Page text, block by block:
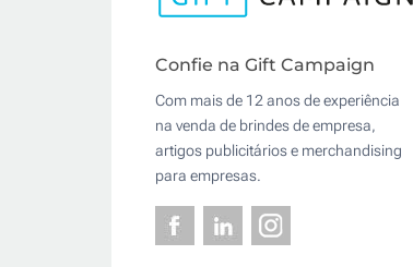
Confie na Gift Campaign
Com mais de 12 anos de experiência
na venda de brindes de empresa,
artigos publicitários e merchandising
para empresas.